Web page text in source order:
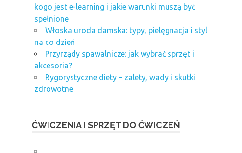
kogo jest e-learning i jakie warunki muszą być
spełnione
Włoska uroda damska: typy, pielęgnacja i styl
na co dzień
Przyrządy spawalnicze: jak wybrać sprzęt i
akcesoria?
Rygorystyczne diety – zalety, wady i skutki
zdrowotne
ĆWICZENIA I SPRZĘT DO ĆWICZEŃ